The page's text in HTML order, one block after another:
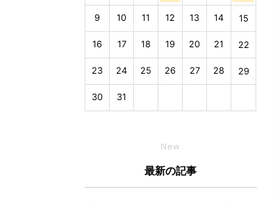
9 10 11 12 13 14 15
16 17 18 19 20 21 22
23 24 25 26 27 28 29
30 31
New
最新の記事